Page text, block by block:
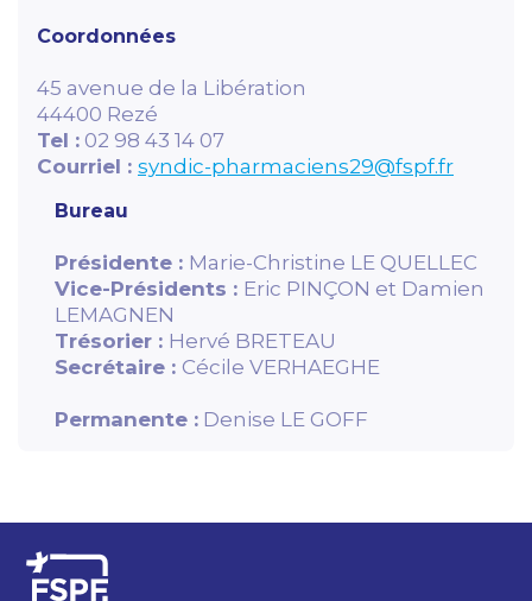
Coordonnées
45 avenue de la Libération
44400 Rezé
Tel : 02 98 43 14 07
Courriel : syndic-pharmaciens29@fspf.fr
Bureau
Présidente : Marie-Christine LE QUELLEC
Vice-Présidents : Eric PINÇON et Damien
LEMAGNEN
Trésorier : Hervé BRETEAU
Secrétaire : Cécile VERHAEGHE
Permanente : Denise LE GOFF